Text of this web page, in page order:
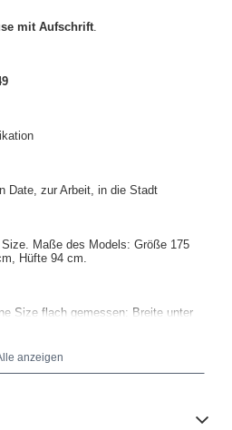
mit Aufschrift.
Date, zur Arbeit, in die Stadt
Maße des Models: Größe 175
Hüfte 94 cm.
Size flach gemessen: Breite unter
anzeigen